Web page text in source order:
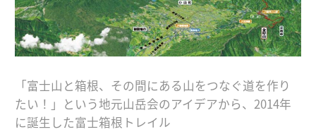
「富士山と箱根、その間にある山をつなぐ道を作り
たい！」という地元山岳会のアイデアから、2014年
に誕生した富士箱根トレイル